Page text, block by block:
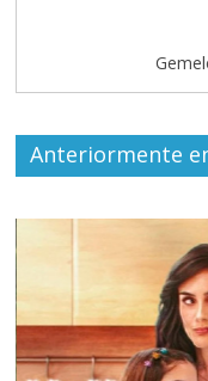
Anteriormente